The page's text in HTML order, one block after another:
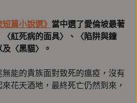
篇小說選》 當中選了愛倫坡最著
紅死病的面具〉、〈陷阱與鐘
〈黑貓〉。
無能的貴族面對致死的瘟疫，沒有
花天酒地，最終死亡仍然到來，